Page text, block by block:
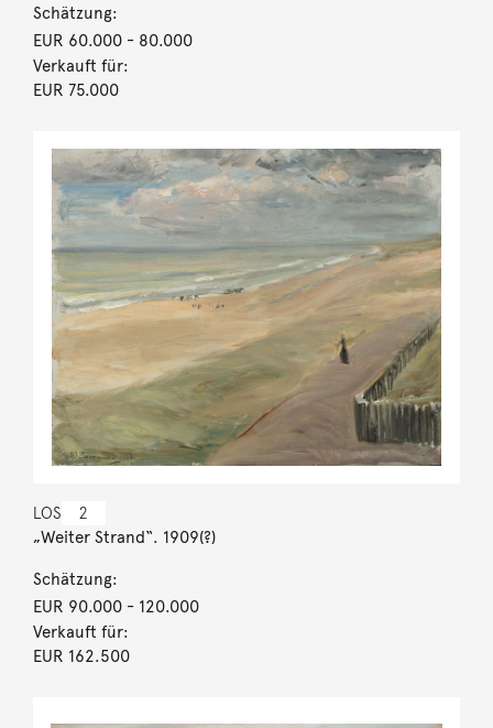
Schätzung:
EUR 60.000- 80.000
Verkauft für:
EUR 75.000
LOS 2
„Weiter Strand“. 1909(?)
Schätzung:
EUR 90.000- 120.000
Verkauft für:
EUR 162.500